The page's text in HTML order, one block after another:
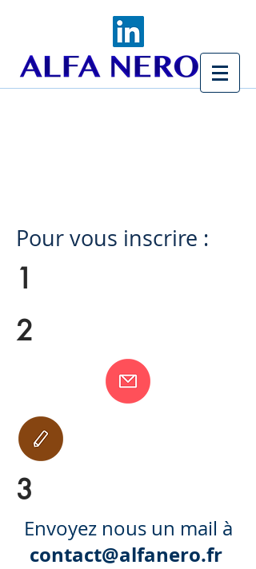
Pour vous inscrire :
1
2
3
Envoyez nous un mail à
contact@alfanero.fr